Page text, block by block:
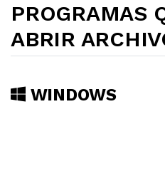
PROGRAMAS
ABRIR
WINDOWS